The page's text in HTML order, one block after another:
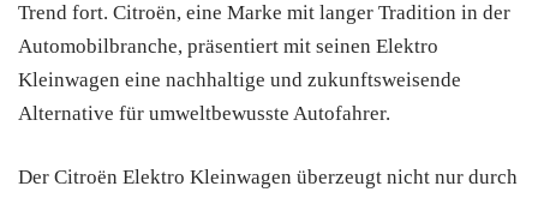
Trend fort. Citroën, eine Marke mit langer Tradition in der
Automobilbranche, präsentiert mit seinen Elektro
Kleinwagen eine nachhaltige und zukunftsweisende
Alternative für umweltbewusste Autofahrer.
Der Citroën Elektro Kleinwagen überzeugt nicht nur durch